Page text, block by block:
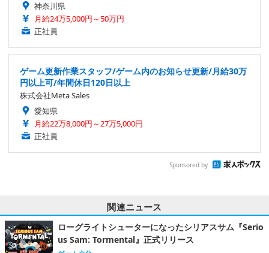
神奈川県
月給24万5,000円～50万円
正社員
ゲーム更新作業スタッフ/ゲーム内のお知らせ更新/月給30万
円以上可/年間休日120日以上
株式会社Meta Sales
愛知県
月給22万8,000円～27万5,000円
正社員
Sponsored by
関連ニュース
ローグライトシューターになったシリアスサム『Serio
us Sam: Tormental』正式リリース